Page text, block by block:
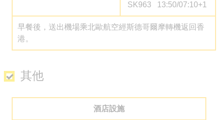
SK963 13:50/07:10+1
早餐後，送出機場乘北歐航空經斯德哥爾摩轉機返回香
港。
其他
酒店設施